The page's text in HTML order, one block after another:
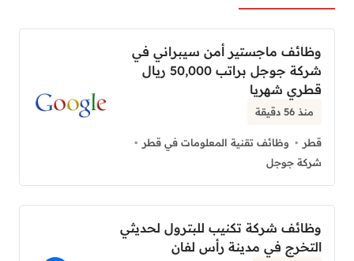
وظائف ماجستير أمن سيبراني في
شركة جوجل براتب 50,000 ريال
قطري شهريا
منذ 56 دقيقة
قطر
وظائف تقنية المعلومات في قطر
شركة جوجل
وظائف شركة تكنيب للبترول لحديثي
التخرج في مدينة رأس لفان